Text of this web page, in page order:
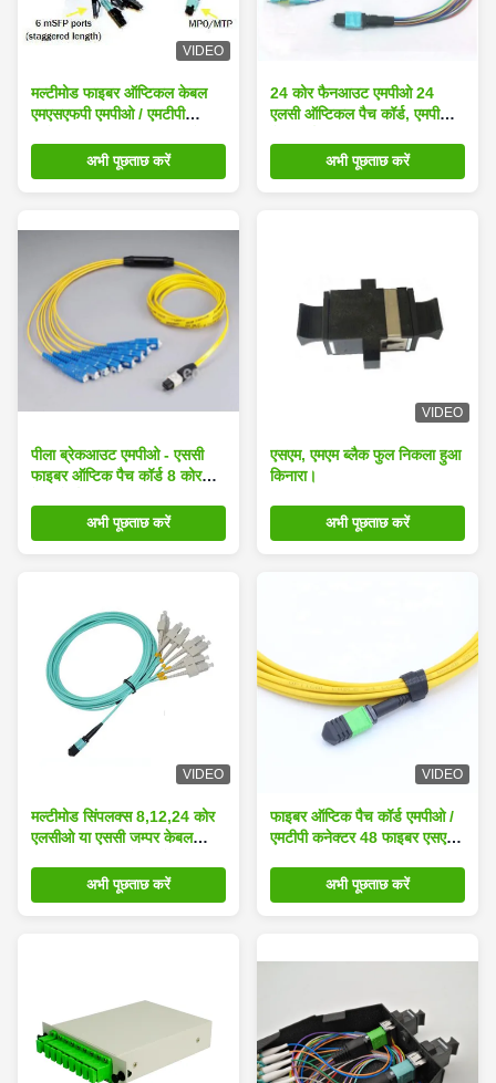
VIDEO
मल्टीमोड फाइबर ऑप्टिकल केबल
एमएसएफपी एमपीओ / एमटीपी
अभी पूछताछ करें
24 कोर फैनआउट एमपीओ 24
एलसी ऑप्टिकल पैच कॉर्ड, एमपीओ
अभी पूछताछ करें
पीला ब्रेकआउट एमपीओ - ​​एससी
फाइबर ऑप्टिक पैच कॉर्ड 8 कोर
अभी पूछताछ करें
VIDEO
एसएम, एमएम ब्लैक फुल निकला हुआ
किनारा।
अभी पूछताछ करें
VIDEO
मल्टीमोड सिंपलक्स 8,12,24 कोर
एलसीओ या एससी जम्पर केबल
अभी पूछताछ करें
VIDEO
फाइबर ऑप्टिक पैच कॉर्ड एमपीओ /
एमटीपी कनेक्टर 48 फाइबर एसएम
अभी पूछताछ करें